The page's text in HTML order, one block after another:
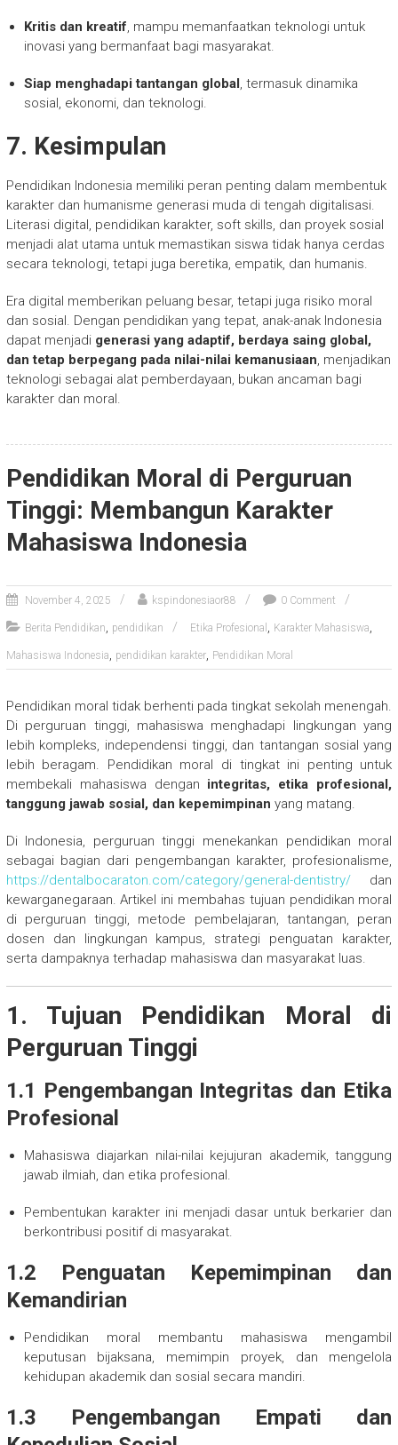
Kritis dan kreatif, mampu memanfaatkan teknologi untuk
inovasi yang bermanfaat bagi masyarakat.
Siap menghadapi tantangan global, termasuk dinamika
sosial, ekonomi, dan teknologi.
7. Kesimpulan
Pendidikan Indonesia memiliki peran penting dalam membentuk
karakter dan humanisme generasi muda di tengah digitalisasi.
Literasi digital, pendidikan karakter, soft skills, dan proyek sosial
menjadi alat utama untuk memastikan siswa tidak hanya cerdas
secara teknologi, tetapi juga beretika, empatik, dan humanis.
Era digital memberikan peluang besar, tetapi juga risiko moral
dan sosial. Dengan pendidikan yang tepat, anak-anak Indonesia
dapat menjadi generasi yang adaptif, berdaya saing global,
dan tetap berpegang pada nilai-nilai kemanusiaan, menjadikan
teknologi sebagai alat pemberdayaan, bukan ancaman bagi
karakter dan moral.
Pendidikan Moral di Perguruan
Tinggi: Membangun Karakter
Mahasiswa Indonesia
November 4, 2025 kspindonesiaor88 0 Comment
Berita Pendidikan, pendidikan Etika Profesional , Karakter Mahasiswa,
Mahasiswa Indonesia, pendidikan karakter, Pendidikan Moral
Pendidikan moral tidak berhenti pada tingkat sekolah menengah.
Di perguruan tinggi, mahasiswa menghadapi lingkungan yang
lebih kompleks, independensi tinggi, dan tantangan sosial yang
lebih beragam. Pendidikan moral di tingkat ini penting untuk
membekali mahasiswa dengan integritas, etika profesional,
tanggung jawab sosial, dan kepemimpinan yang matang.
Di Indonesia, perguruan tinggi menekankan pendidikan moral
sebagai bagian dari pengembangan karakter, profesionalisme,
https://dentalbocaraton.com/category/general-dentistry/dan
kewarganegaraan. Artikel ini membahas tujuan pendidikan moral
di perguruan tinggi, metode pembelajaran, tantangan, peran
dosen dan lingkungan kampus, strategi penguatan karakter,
serta dampaknya terhadap mahasiswa dan masyarakat luas.
1. Tujuan Pendidikan Moral di
Perguruan Tinggi
1.1 Pengembangan Integritas dan Etika
Profesional
Mahasiswa diajarkan nilai-nilai kejujuran akademik, tanggung
jawab ilmiah, dan etika profesional.
Pembentukan karakter ini menjadi dasar untuk berkarier dan
berkontribusi positif di masyarakat.
1.2 Penguatan Kepemimpinan dan
Kemandirian
Pendidikan moral membantu mahasiswa mengambil
keputusan bijaksana, memimpin proyek, dan mengelola
kehidupan akademik dan sosial secara mandiri.
1.3 Pengembangan Empati dan